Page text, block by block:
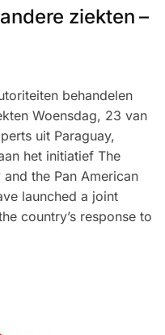
ziekten –
behandelen
Woensdag, 23 van
uit Paraguay,
het initiatief The
the Pan American
launched a joint
country’s response to